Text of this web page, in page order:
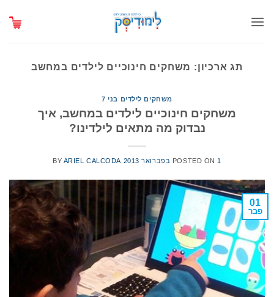
תג ארכיון: משחקים חינוכיים לילדים במחשב
משחקים לילדים בני 7
משחקים חינוכיים לילדים במחשב, איך
נבדוק מה מתאים לילדינו?
POSTED ON 1 בפברואר 2013 BY ARIEL CALCODA
01
פבר